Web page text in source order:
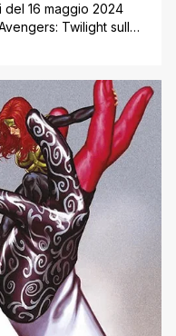
del 16 maggio 2024
Twilight sulle
di Fall of X sulle
conclude il “western